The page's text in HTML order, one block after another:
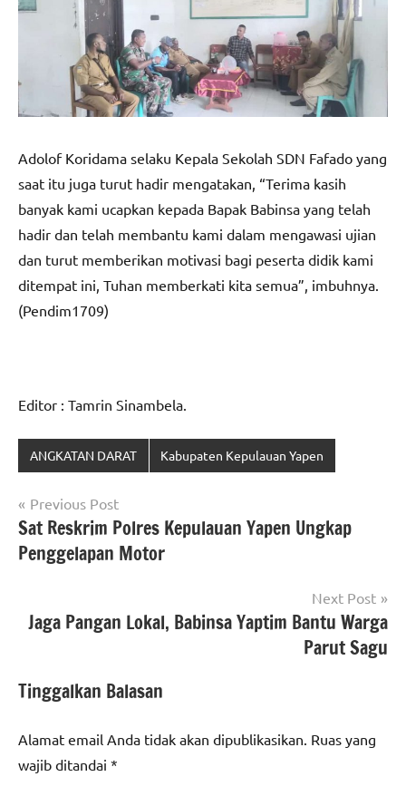
Adolof Koridama selaku Kepala Sekolah SDN Fafado yang
saat itu juga turut hadir mengatakan, “Terima kasih
banyak kami ucapkan kepada Bapak Babinsa yang telah
hadir dan telah membantu kami dalam mengawasi ujian
dan turut memberikan motivasi bagi peserta didik kami
ditempat ini, Tuhan memberkati kita semua”, imbuhnya.
(Pendim1709)
Editor : Tamrin Sinambela.
ANGKATAN DARAT Kabupaten Kepulauan Yapen
Navigasi
pos
Previous Post
Sat Reskrim Polres Kepulauan Yapen Ungkap
Penggelapan Motor
Next Post
Jaga Pangan Lokal, Babinsa Yaptim Bantu Warga
Parut Sagu
Tinggalkan Balasan
Alamat email Anda tidak akan dipublikasikan. Ruas yang
wajib ditandai *